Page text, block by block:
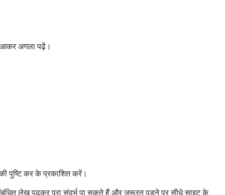
आकर अगला पढ़ें।
पुष्टि कर के प्रकाशित करें।
लेख पढ़कर पूरा संदर्भ पा सकते हैं और जरूरत पड़ने पर सीधे साइट के